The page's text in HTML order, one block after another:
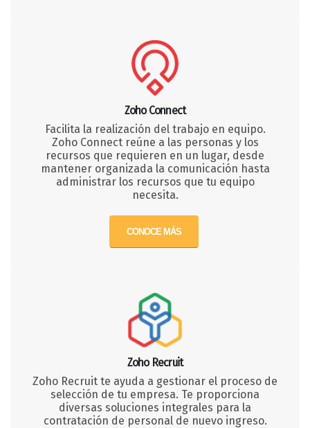
Zoho Connect
Facilita la realización del trabajo en equipo.
Zoho Connect reúne a las personas y los
recursos que requieren en un lugar, desde
mantener organizada la comunicación hasta
administrar los recursos que tu equipo
necesita.
CONOCE MÁS
Zoho Recruit
Zoho Recruit te ayuda a gestionar el proceso de
selección de tu empresa. Te proporciona
diversas soluciones integrales para la
contratación de personal de nuevo ingreso.